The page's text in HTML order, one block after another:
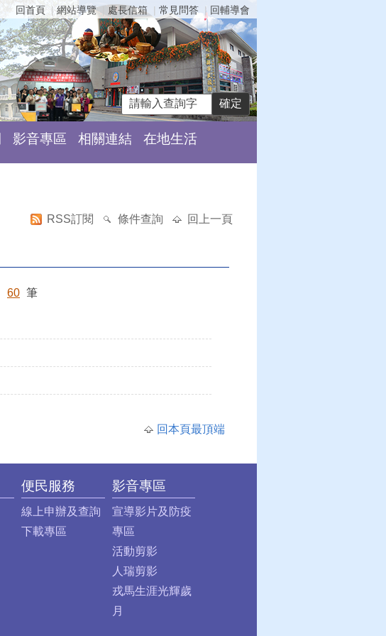
回首頁 網站導覽 處長信箱 常見問答 回輔導會
影音專區 相關連結 在地生活
RSS訂閱 條件查詢 回上一頁
60 筆
回本頁最頂端
便民服務
線上申辦及查詢
下載專區
影音專區
宣導影片及防疫
專區
活動剪影
人瑞剪影
戎馬生涯光輝歲
月